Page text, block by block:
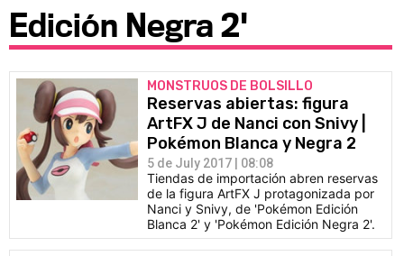
Edición Negra 2'
MONSTRUOS DE BOLSILLO
Reservas abiertas: figura
ArtFX J de Nanci con Snivy |
Pokémon Blanca y Negra 2
5 de July 2017 | 08:08
Tiendas de importación abren reservas
de la figura ArtFX J protagonizada por
Nanci y Snivy, de 'Pokémon Edición
Blanca 2' y 'Pokémon Edición Negra 2'.